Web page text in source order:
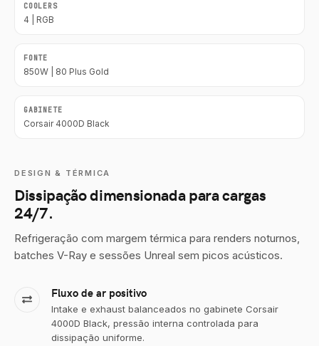
DESIGN & TÉRMICA
Dissipação dimensionada para cargas
24/7.
Refrigeração com margem térmica para renders noturnos,
batches V-Ray e sessões Unreal sem picos acústicos.
Fluxo de ar positivo
Intake e exhaust balanceados no gabinete Corsair
4000D Black, pressão interna controlada para
dissipação uniforme.
COOLERS
4 | RGB
FONTE
850W | 80 Plus Gold
GABINETE
Corsair 4000D Black